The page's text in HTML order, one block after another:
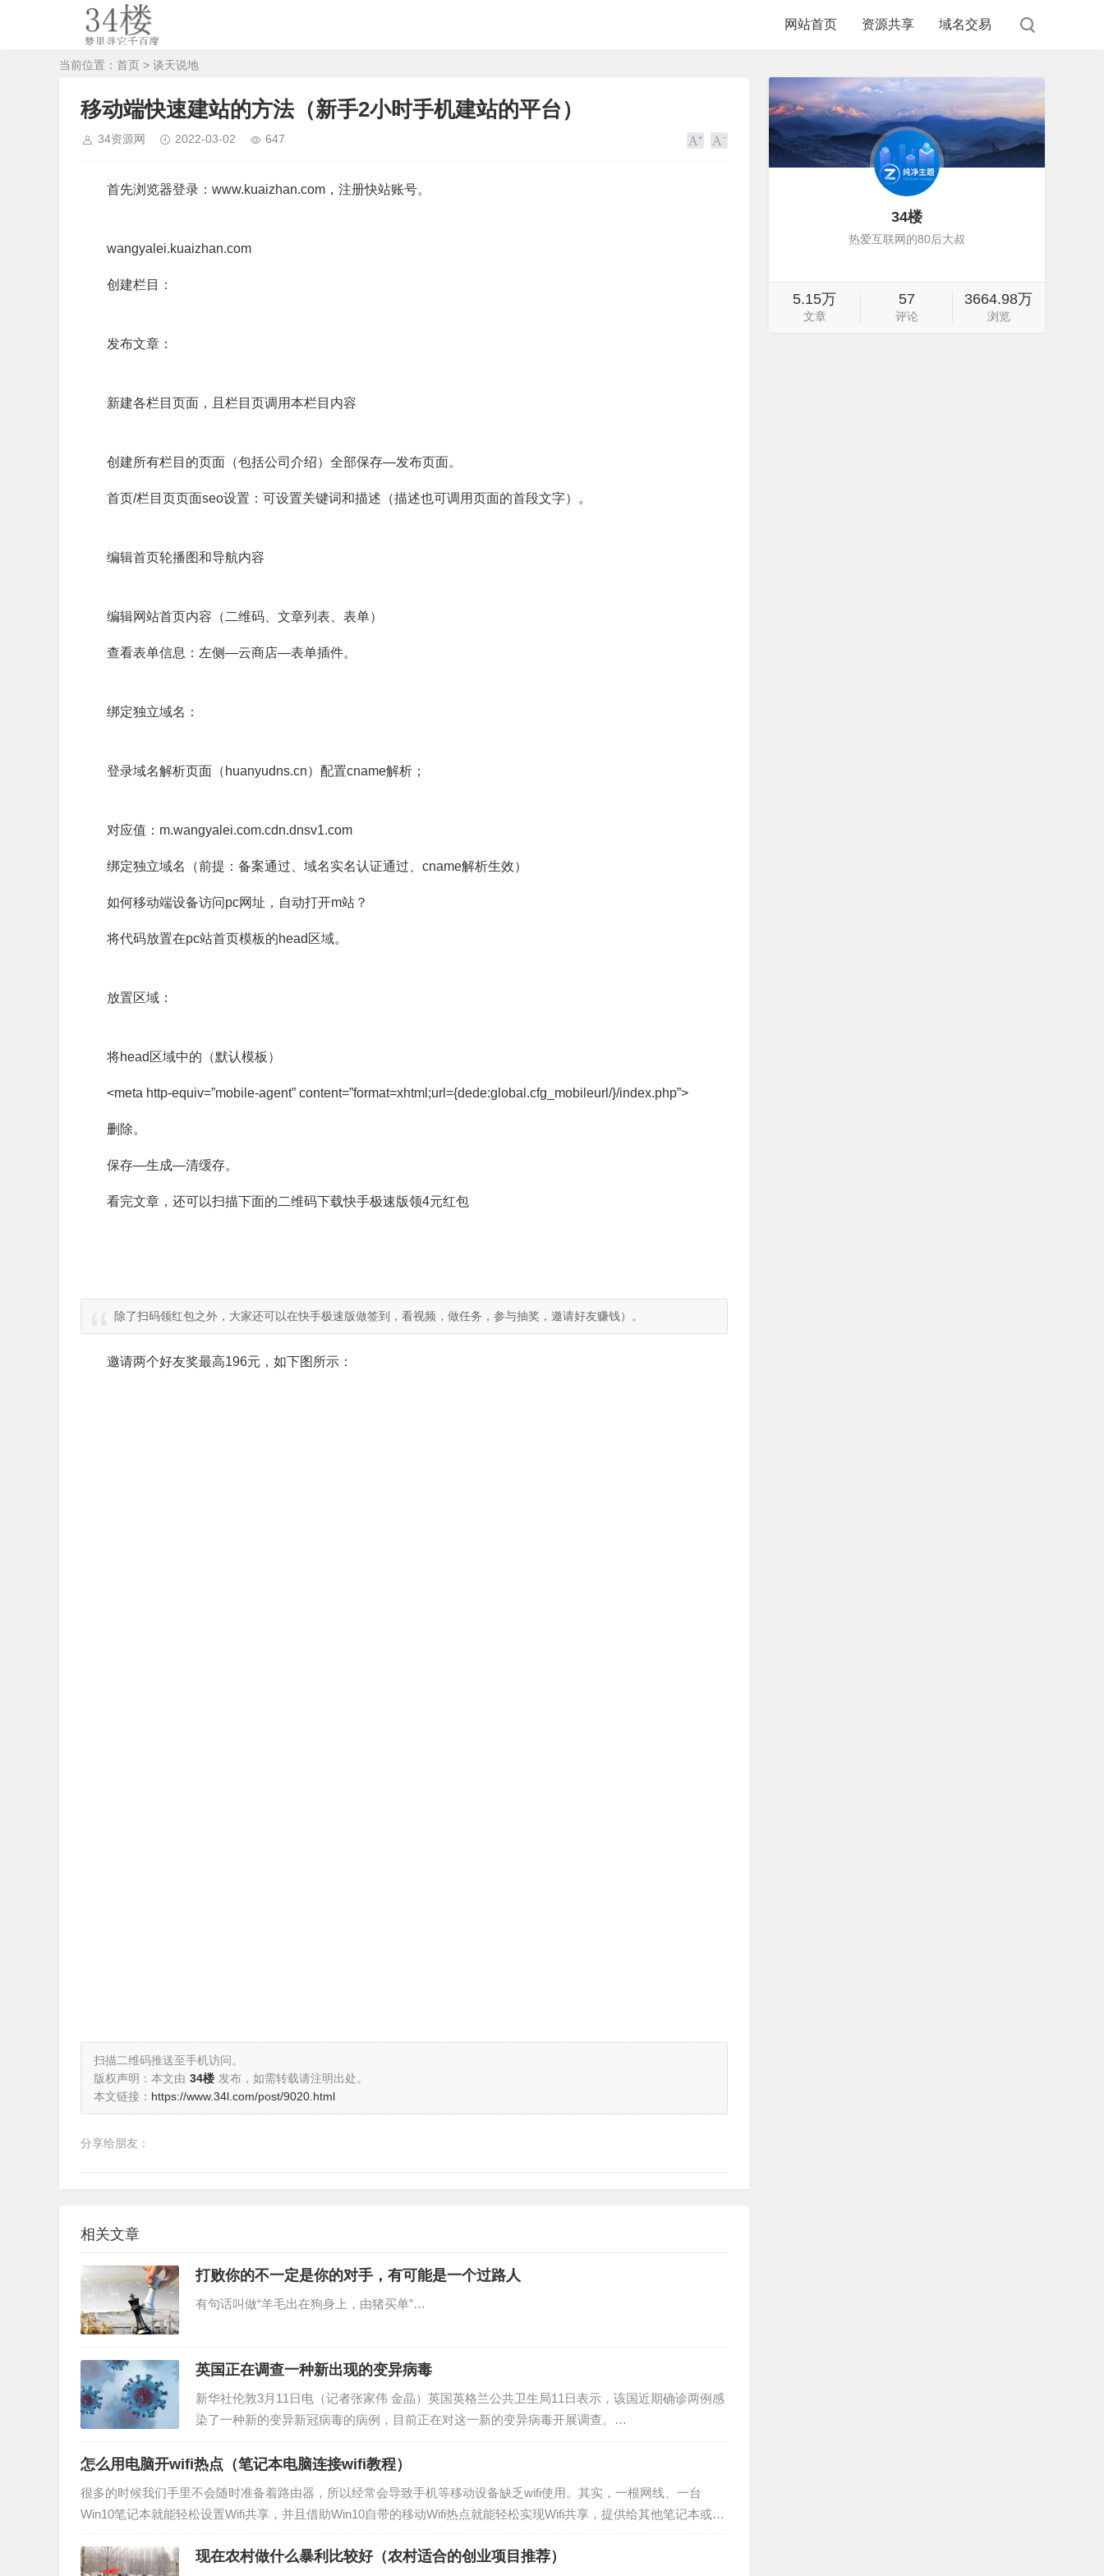
网站首页 资源共享 域名交易
当前位置： 首页 > 谈天说地
移动端快速建站的方法（新手2小时手机建站的平台）
34资源网 2022-03-02 647
首先浏览器登录：www.kuaizhan.com，注册快站账号。
wangyalei.kuaizhan.com
创建栏目：
发布文章：
新建各栏目页面，且栏目页调用本栏目内容
创建所有栏目的页面（包括公司介绍）全部保存—发布页面。
首页/栏目页页面seo设置：可设置关键词和描述（描述也可调用页面的首段文字）。
编辑首页轮播图和导航内容
编辑网站首页内容（二维码、文章列表、表单）
查看表单信息：左侧—云商店—表单插件。
绑定独立域名：
登录域名解析页面（huanyudns.cn）配置cname解析；
对应值：m.wangyalei.com.cdn.dnsv1.com
绑定独立域名（前提：备案通过、域名实名认证通过、cname解析生效）
如何移动端设备访问pc网址，自动打开m站？
将代码放置在pc站首页模板的head区域。
放置区域：
将head区域中的（默认模板）
<meta http-equiv=”mobile-agent” content=”format=xhtml;url={dede:global.cfg_mobileurl/}/index.php”>
删除。
保存—生成—清缓存。
看完文章，还可以扫描下面的二维码下载快手极速版领4元红包
除了扫码领红包之外，大家还可以在快手极速版做签到，看视频，做任务，参与抽奖，邀请好友赚钱）。
邀请两个好友奖最高196元，如下图所示：
扫描二维码推送至手机访问。
版权声明：本文由 34楼 发布，如需转载请注明出处。
本文链接： https://www.34l.com/post/9020.html
分享给朋友：
相关文章
打败你的不一定是你的对手，有可能是一个过路人
有句话叫做“羊毛出在狗身上，由猪买单”…
英国正在调查一种新出现的变异病毒
新华社伦敦3月11日电（记者张家伟 金晶）英国英格兰公共卫生局11日表示，该国近期确诊两例感
染了一种新的变异新冠病毒的病例，目前正在对这一新的变异病毒开展调查。…
怎么用电脑开wifi热点（笔记本电脑连接wifi教程）
很多的时候我们手里不会随时准备着路由器，所以经常会导致手机等移动设备缺乏wifi使用。其实，一根网线、一台
Win10笔记本就能轻松设置Wifi共享，并且借助Win10自带的移动Wifi热点就能轻松实现Wifi共享，提供给其他笔记本或手
机、平…
现在农村做什么暴利比较好（农村适合的创业项目推荐）
34楼
热爱互联网的80后大叔
5.15万
文章
57
评论
3664.98万
浏览